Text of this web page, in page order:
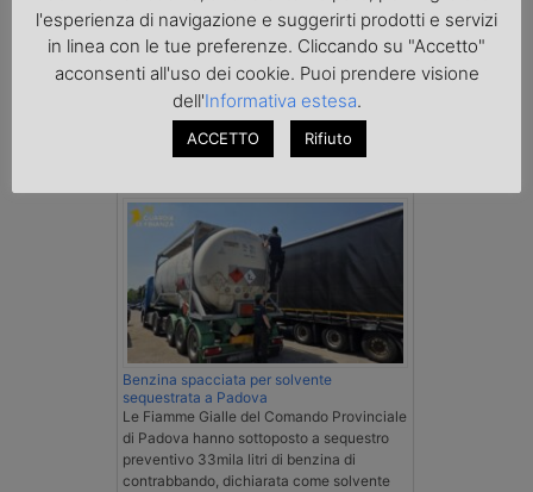
Cronaca
Benzina spacciata per solvente
sequestrata a Padova
Le Fiamme Gialle del Comando Provinciale
di Padova hanno sottoposto a sequestro
preventivo 33mila litri di benzina di
contrabbando, dichiarata come solvente
l'esperienza di navigazione e suggerirti prodotti e servizi
in linea con le tue preferenze. Cliccando su "Accetto"
acconsenti all'uso dei cookie. Puoi prendere visione
dell'Informativa estesa.
ACCETTO Rifiuto